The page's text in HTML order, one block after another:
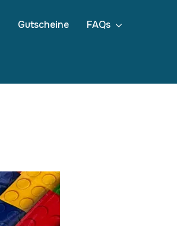
Gutscheine FAQs